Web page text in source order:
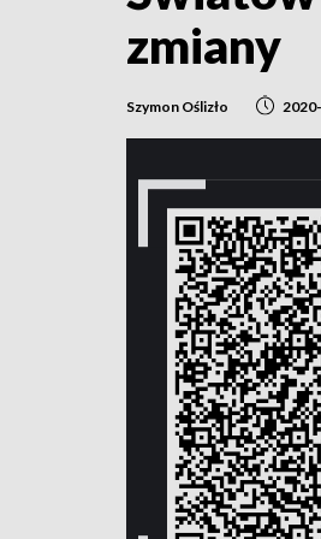
zmiany
Szymon Oślizło